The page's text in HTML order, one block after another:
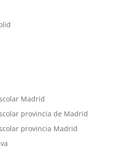
Madrid
provincia de Madrid
provincia Madrid